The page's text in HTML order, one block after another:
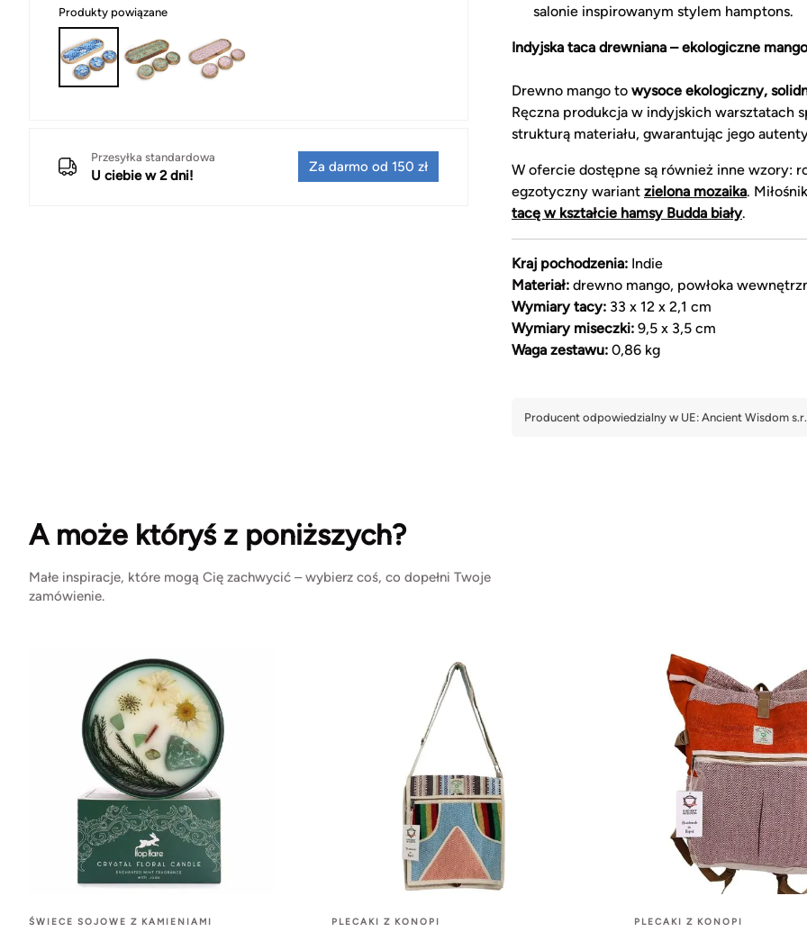
Produkty powiązane
Przesyłka standardowa
U ciebie w 2 dni!
Za darmo od 150 zł
salonie inspirowanym stylem hamptons.
Indyjska taca drewniana – ekologiczne
Drewno mango to wysoce ekologiczny,
Ręczna produkcja w indyjskich warsztatach
strukturą materiału, gwarantując jego
W ofercie dostępne są również inne wzory:
egzotyczny wariant zielona mozaika.
tacę w kształcie hamsy Budda biały.
Kraj pochodzenia: Indie
Materiał: drewno mango, powłoka
Wymiary tacy: 33 x 12 x 2,1 cm
Wymiary miseczki: 9,5 x 3,5 cm
Waga zestawu: 0,86 kg
A może któryś z poniższych?
Małe inspiracje, które mogą Cię zachwycić – wybierz coś, co dopełni Twoje
zamówienie.
ŚWIECE SOJOWE Z KAMIENIAMI PLECAKI Z KONOPI PLECAKI Z KONOPI